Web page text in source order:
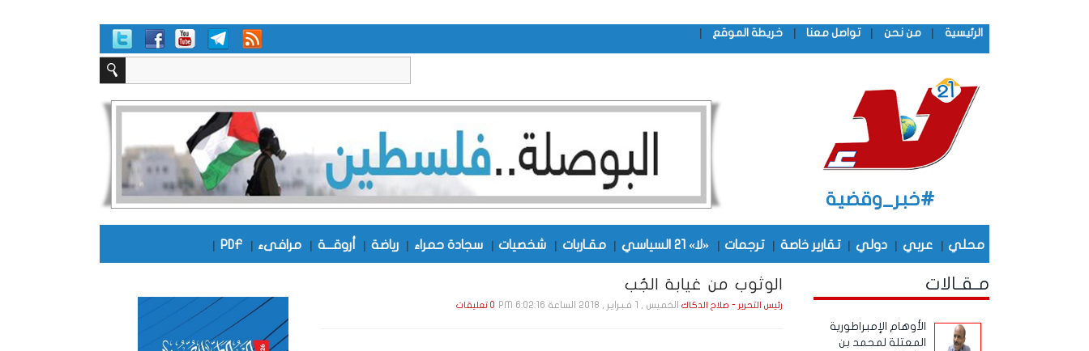
الرئيسية | من نحن | تواصل معنا | خريطة الموقع |
#خبر_وقضية
محلي | عربي | دولي | تقارير خاصة | ترجمات | «لا» 21 السياسي | مقـاربات | شخصيات | سجادة حمراء | رياضة | أروقـــة | مرافىء |
PDF
|
الوثوب من غيابة الجُب
رئيس التحرير - صلاح الدكاكالخميس , 1 فـبـرايـر , 2018 الساعة 6:02:16 PM 0 تعليقات
مـقـالات
الأوهام الإمبراطورية
المعتلة لمحمد بن